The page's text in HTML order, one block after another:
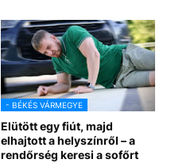
- BÉKÉS VÁRMEGYE
Elütött egy fiút, majd
elhajtott a helyszínről – a
rendőrség keresi a sofőrt